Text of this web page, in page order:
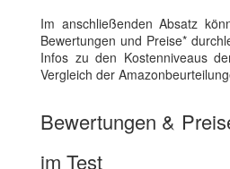
Im anschließenden Absatz
Bewertungen und Preise*
Infos zu den Kostenniveaus
Vergleich der
Bewertungen &
im Test